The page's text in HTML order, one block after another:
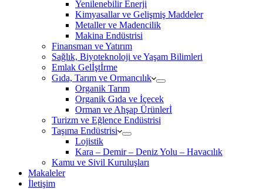
Yenilenebilir Enerji
Kimyasallar ve Gelişmiş Maddeler
Metaller ve Madencilik
Makina Endüstrisi
Finansman ve Yatırım
Sağlık, Biyoteknoloji ve Yaşam Bilimleri
Emlak Gelİştİrme
Gıda, Tarım ve Ormancılık
Organik Tarım
Organik Gıda ve İçecek
Orman ve Ahşap Ürünlerİ
Turizm ve Eğlence Endüstrisi
Taşıma Endüstrisi
Lojistik
Kara – Demir – Deniz Yolu – Havacılık
Kamu ve Sivil Kuruluşları
Makaleler
İletişim